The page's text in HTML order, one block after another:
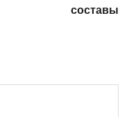
составы